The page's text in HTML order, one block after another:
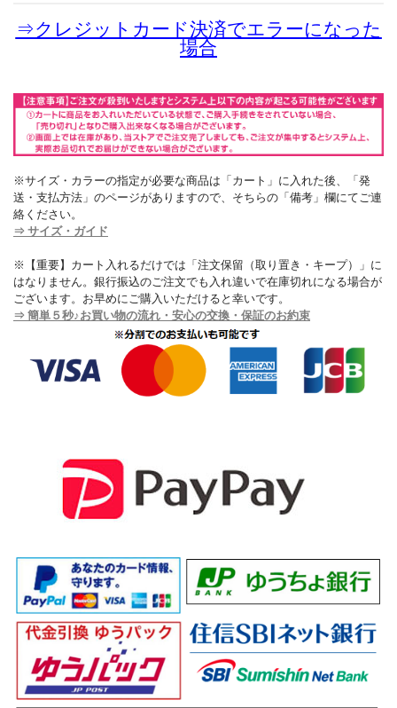
⇒クレジットカード決済でエラーになった
場合
※サイズ・カラーの指定が必要な商品は「カート」に入れた後、「発
送・支払方法」のページがありますので、そちらの「備考」欄にてご連
絡ください。
⇒ サイズ・ガイド
※【重要】カート入れるだけでは「注文保留（取り置き・キープ）」に
はなりません。銀行振込のご注文でも入れ違いで在庫切れになる場合が
ございます。お早めにご購入いただけると幸いです。
⇒ 簡単５秒♪お買い物の流れ・安心の交換・保証のお約束